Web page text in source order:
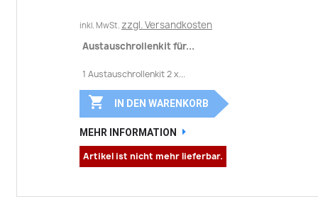
inkl. MwSt. zzgl. Versandkosten
Austauschrollenkit für...
1 Austauschrollenkit 2 x...
 IN DEN WARENKORB
MEHR INFORMATION
Artikel ist nicht mehr lieferbar.